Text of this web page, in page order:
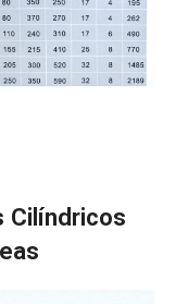
Cilíndricos